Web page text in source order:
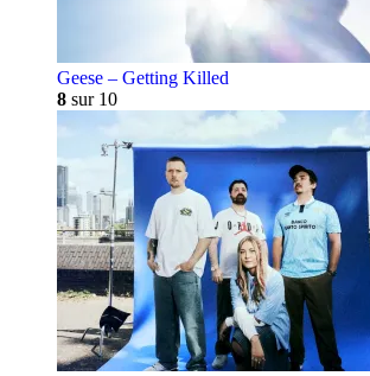
Geese – Getting Killed
8 sur 10